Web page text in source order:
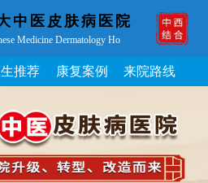
中医皮肤病医院
Medicine Dermatology Ho
推荐 康复案例 来院路线